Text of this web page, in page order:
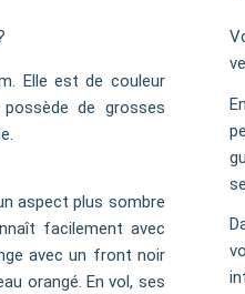
Elle est de couleur
de grosses
aspect plus sombre
facilement avec
avec un front noir
orangé. En vol, ses